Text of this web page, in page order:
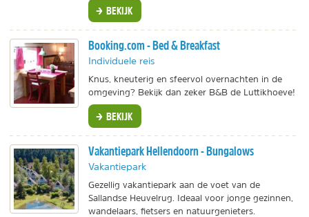
BEKIJK
Booking.com - Bed & Breakfast
Individuele reis
Knus, kneuterig en sfeervol overnachten in de
omgeving? Bekijk dan zeker B&B de Luttikhoeve!
BEKIJK
Vakantiepark Hellendoorn - Bungalows
Vakantiepark
Gezellig vakantiepark aan de voet van de
Sallandse Heuvelrug. Ideaal voor jonge gezinnen,
wandelaars, fietsers en natuurgenieters.